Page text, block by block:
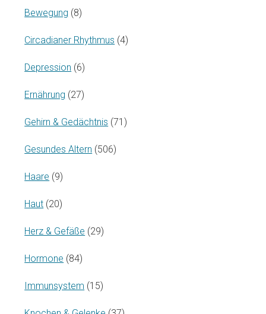
Bewegung (8)
Circadianer Rhythmus (4)
Depression (6)
Ernährung (27)
Gehirn & Gedächtnis (71)
Gesundes Altern (506)
Haare (9)
Haut (20)
Herz & Gefäße (29)
Hormone (84)
Immunsystem (15)